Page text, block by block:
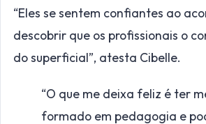
“Eles se sentem confiantes ao
descobrir que os profissionais o
do superficial”, atesta Cibelle.
“O que me deixa feliz é ter
formado em pedagogia e